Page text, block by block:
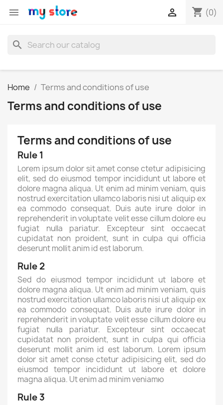
 shopping_cart (0)

search
Home Terms and conditions of use
Terms and conditions of use
Terms and conditions of use
Rule 1
Lorem ipsum dolor sit amet conse ctetur adipisicing
elit, sed do eiusmod tempor incididunt ut labore et
dolore magna aliqua. Ut enim ad minim veniam, quis
nostrud exercitation ullamco laboris nisi ut aliquip ex
ea commodo consequat. Duis aute irure dolor in
reprehenderit in voluptate velit esse cillum dolore eu
fugiat nulla pariatur. Excepteur sint occaecat
cupidatat non proident, sunt in culpa qui officia
deserunt mollit anim id est laborum.
Rule 2
Sed do eiusmod tempor incididunt ut labore et
dolore magna aliqua. Ut enim ad minim veniam, quis
nostrud exercitation ullamco laboris nisi ut aliquip ex
ea commodo consequat. Duis aute irure dolor in
reprehenderit in voluptate velit esse cillum dolore eu
fugiat nulla pariatur. Excepteur sint occaecat
cupidatat non proident, sunt in culpa qui officia
deserunt mollit anim id est laborum. Lorem ipsum
dolor sit amet conse ctetur adipisicing elit, sed do
eiusmod tempor incididunt ut labore et dolore
magna aliqua. Ut enim ad minim veniamю
Rule 3